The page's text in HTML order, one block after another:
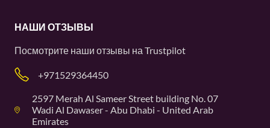
НАШИ ОТЗЫВЫ
Посмотрите наши отзывы на Trustpilot
+971529364450
2597 Merah Al Sameer Street building No. 07
Wadi Al Dawaser - Abu Dhabi - United Arab
Emirates